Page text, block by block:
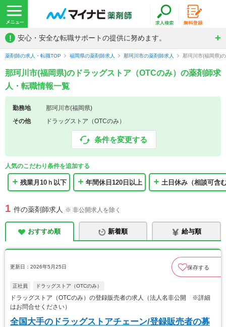
! 安心・安全な転職サポートの提供に努めます。
薬剤師の求人・転職TOP 福岡県の薬剤師求人 那珂川市の薬剤師求人 那珂川市(福岡県)
那珂川市(福岡県)のドラッグストア（OTCのみ）の薬剤師求
人・転職情報一覧
勤務地
那珂川市(福岡県)
その他
ドラッグストア（OTCのみ）
条件を変更する
人気のこだわり条件を追加する
残業月10ｈ以下 年間休日120日以上 土日休み（相談可含
1 件の薬剤師求人 ※ 非公開求人を除く
おすすめ順 新着順 給与順
更新日：2026年5月25日 保存する
正社員 ドラッグストア（OTCのみ）
ドラッグストア（OTCのみ）の登録販売者の求人（法人名非公開 ※詳細
はお問合せください）
全国大手のドラッグストアチェーン/登録販売者の募